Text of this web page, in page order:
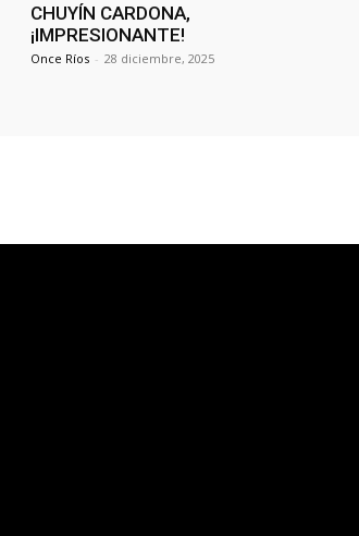
CHUYÍN CARDONA,
¡IMPRESIONANTE!
Once Ríos - 28 diciembre, 2025